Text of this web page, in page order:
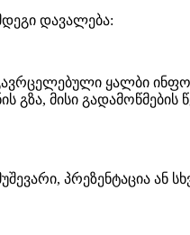
დავალება:
ყალბი
გზა, მისი
პრეზენტაცია ან